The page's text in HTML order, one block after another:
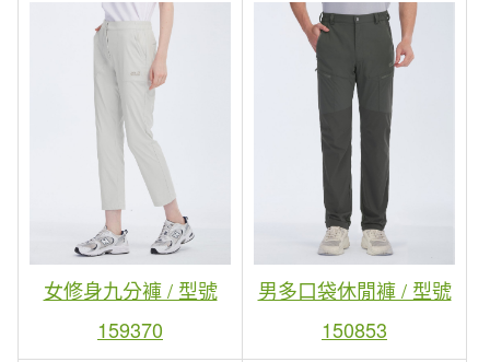
女修身九分褲 / 型號
159370
男多口袋休閒褲 / 型號
150853